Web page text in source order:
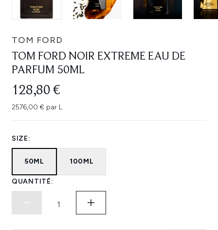
TOM FORD
TOM FORD NOIR EXTREME EAU DE
PARFUM 50ML
128,80 €
2576,00 € par L
SIZE:
50ML 100ML
QUANTITÉ: